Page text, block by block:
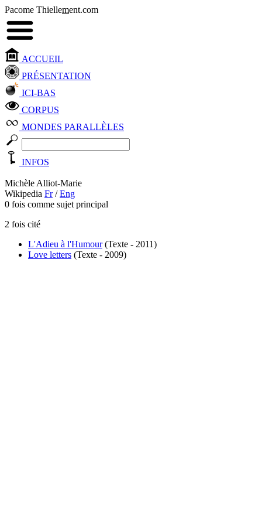
Pacome Thiellement.com
ACCUEIL
PRÉSENTATION
ICI-BAS
CORPUS
MONDES PARALLÈLES
INFOS
Michèle Alliot-Marie
Wikipedia Fr/Eng
0 fois comme sujet principal
2 fois cité
L'Adieu à l'Humour(Texte - 2011)
Love letters (Texte - 2009)